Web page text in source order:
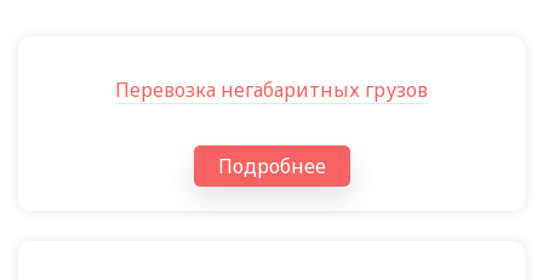
Перевозка негабаритных грузов
Подробнее